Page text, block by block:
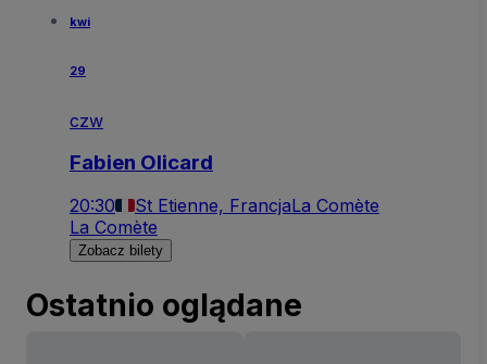
kwi
29
czw
Fabien Olicard
20:30 St Etienne, FrancjaLa Comète
La Comète
Zobacz bilety
Ostatnio oglądane